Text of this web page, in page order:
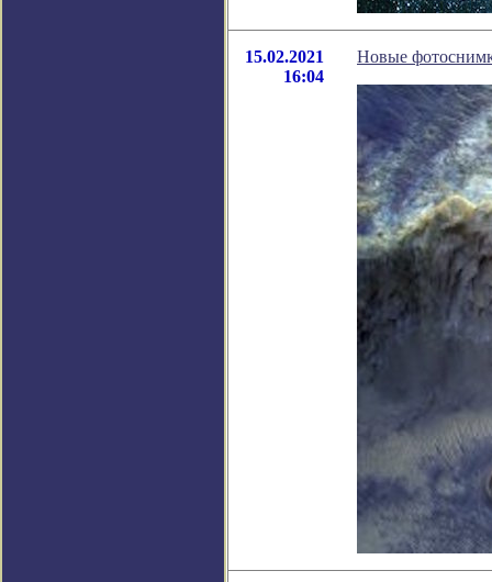
15.02.2021
16:04
Новые